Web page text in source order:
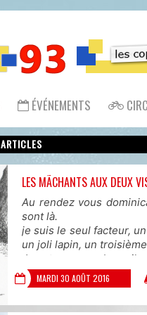
ÉVÉNEMENTS
ARTICLES
LES MÃCHANTS AUX DEUX
Au rendez vous
sont là.
je suis le seul facteur,
un joli lapin, un
Je retourne au
peloton? ....
Mongé, st soupplet,
MARDI 30 AOÛT 2016